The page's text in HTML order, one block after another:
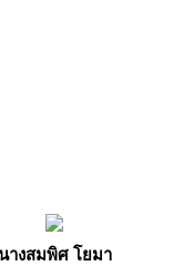
างสมพิศ โยมา